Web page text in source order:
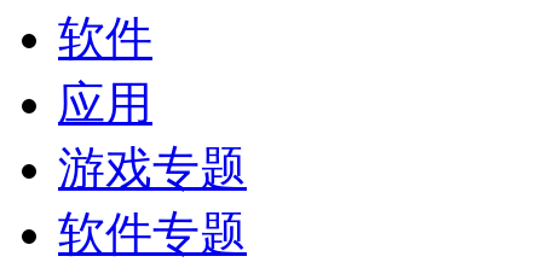
软件
应用
游戏专题
软件专题